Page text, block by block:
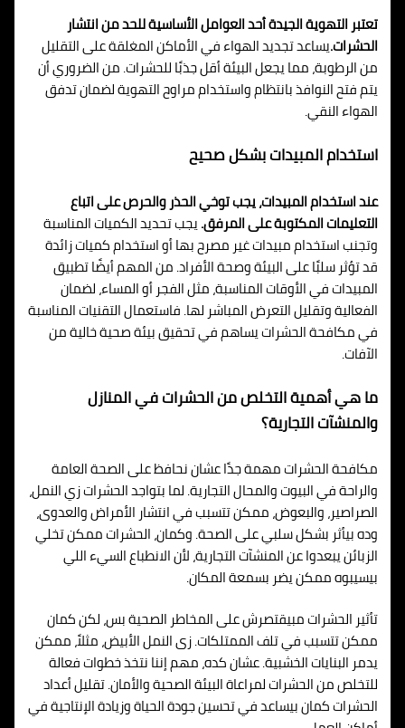
تعتبر التهوية الجيدة أحد العوامل الأساسية للحد من انتشار
الحشرات.يساعد تجديد الهواء في الأماكن المغلقة على التقليل
من الرطوبة، مما يجعل البيئة أقل جذبًا للحشرات. من الضروري أن
يتم فتح النوافذ بانتظام واستخدام مراوح التهوية لضمان تدفق
الهواء النقي.
استخدام المبيدات بشكل صحيح
عند استخدام المبيدات، يجب توخي الحذر والحرص على اتباع
التعليمات المكتوبة على المرفق.يجب تحديد الكميات المناسبة
وتجنب استخدام مبيدات غير مصرح بها أو استخدام كميات زائدة
قد تؤثر سلبًا على البيئة وصحة الأفراد. من المهم أيضًا تطبيق
المبيدات في الأوقات المناسبة، مثل الفجر أو المساء، لضمان
الفعالية وتقليل التعرض المباشر لها. فاستعمال التقنيات المناسبة
في مكافحة الحشرات يساهم في تحقيق بيئة صحية خالية من
الآفات.
ما هي أهمية التخلص من الحشرات في المنازل
والمنشآت التجارية؟
مكافحة الحشرات مهمة جدًا عشان نحافظ على الصحة العامة
والراحة في البيوت والمحال التجارية. لما بتواجد الحشرات زي النمل،
الصراصير، والبعوض، ممكن تتسبب في انتشار الأمراض والعدوى،
وده بيأثر بشكل سلبي على الصحة. وكمان، الحشرات ممكن تخلي
الزبائن يبعدوا عن المنشآت التجارية، لأن الانطباع السيء اللي
بيسيبوه ممكن يضر بسمعة المكان.
تأثير الحشرات مبيقتصرش على المخاطر الصحية بس، لكن كمان
ممكن تتسبب في تلف الممتلكات. زى النمل الأبيض، مثلاً، ممكن
يدمر البنايات الخشبية. عشان كده، مهم إننا نتخذ خطوات فعالة
للتخلص من الحشرات لمراعاة البيئة الصحية والأمان. تقليل أعداد
الحشرات كمان بيساعد في تحسين جودة الحياة وزيادة الإنتاجية في